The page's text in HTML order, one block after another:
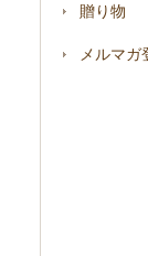
贈り物
メルマガ